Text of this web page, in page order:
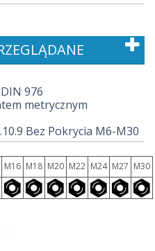
976
metrycznym
Bez Pokrycia M6-M30
M16 M18 M20 M22 M24 M27 M30